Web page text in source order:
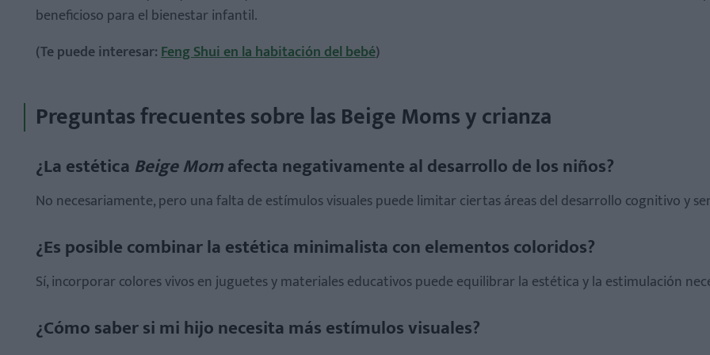
beneficioso para el bienestar infantil.
(Te puede interesar:Feng Shui en la habitación del bebé)
Preguntas frecuentes sobre las Beige Moms y crianza
¿La estética Beige Momafecta negativamente al desarrollo de los niños?
No necesariamente, pero una falta de estímulos visuales puede limitar ciertas áreas del desarrollo cognitivo y
¿Es posible combinar la estética minimalista con elementos coloridos?
Sí, incorporar colores vivos en juguetes y materiales educativos puede equilibrar la estética y la estimulación
¿Cómo saber si mi hijo necesita más estímulos visuales?